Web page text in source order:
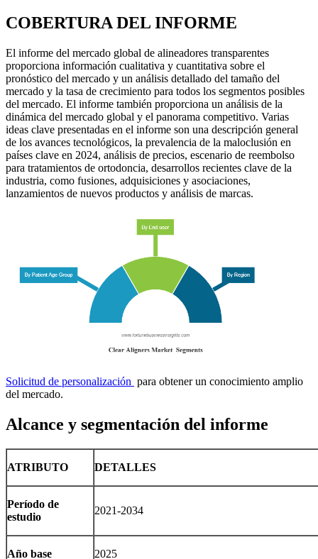
COBERTURA DEL INFORME
El informe del mercado global de alineadores transparentes
proporciona información cualitativa y cuantitativa sobre el
pronóstico del mercado y un análisis detallado del tamaño del
mercado y la tasa de crecimiento para todos los segmentos posibles
del mercado. El informe también proporciona un análisis de la
dinámica del mercado global y el panorama competitivo. Varias
ideas clave presentadas en el informe son una descripción general
de los avances tecnológicos, la prevalencia de la maloclusión en
países clave en 2024, análisis de precios, escenario de reembolso
para tratamientos de ortodoncia, desarrollos recientes clave de la
industria, como fusiones, adquisiciones y asociaciones,
lanzamientos de nuevos productos y análisis de marcas.
Solicitud de personalización para obtener un conocimiento amplio
del mercado.
Alcance y segmentación del informe
ATRIBUTO DETALLES
Período de
estudio
2021-2034
Año base 2025